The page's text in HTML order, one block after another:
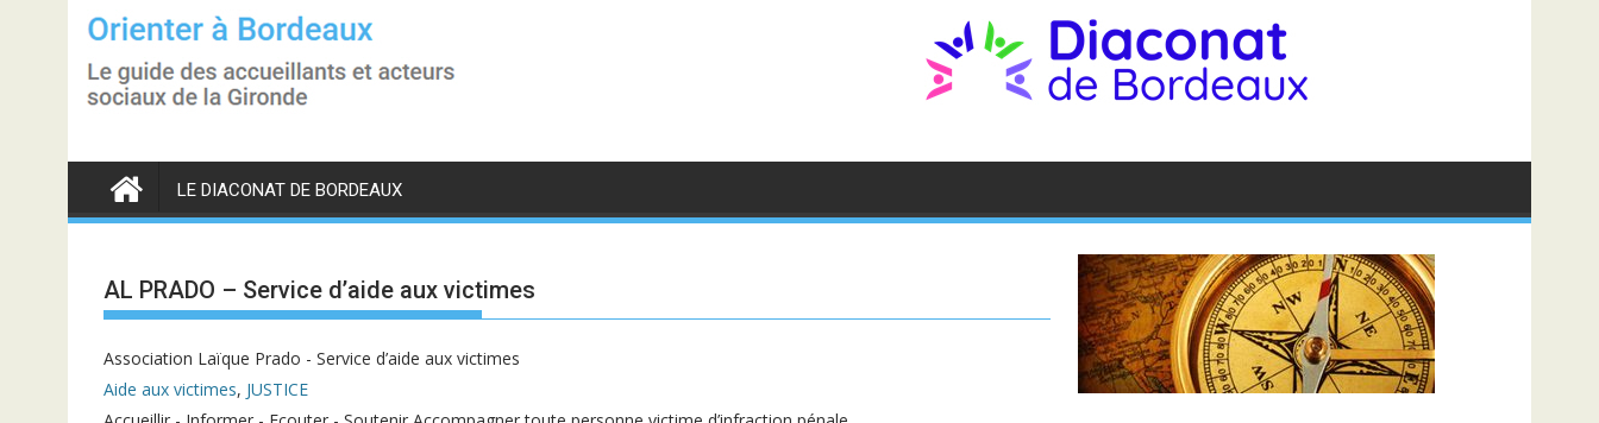
o
e
LE DIACONAT DE BORDEAUX
AL PRADO – Service d’aide aux victimes
Association Laïque Prado - Service d’aide aux victimes
Aide aux victimes, JUSTICE